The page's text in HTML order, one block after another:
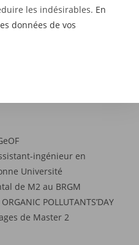
les indésirables. En
données de vos
ingénieur en
Université
de M2 au BRGM
POLLUTANTS’DAY
de Master 2